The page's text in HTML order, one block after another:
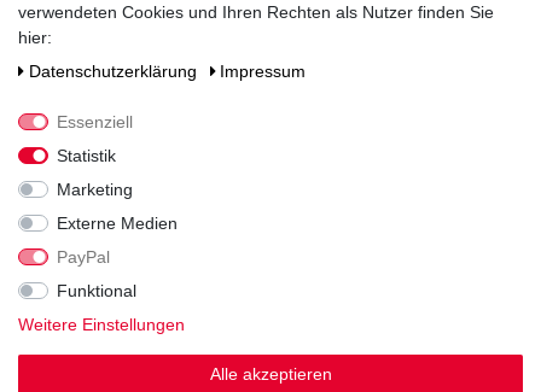
Hersteller / Importeur
Alfred Schladerer GmbH, Schladererstraße 1, 79219 Staufen
Noch sind keine Bewertungen vorhanden.
verwendeten Cookies und Ihren Rechten als Nutzer finden Sie
hier:
Daten­schutz­erklärung
Impressum
Essenziell
Statistik
Marketing
Externe Medien
PayPal
Funktional
Weitere Einstellungen
Alle akzeptieren